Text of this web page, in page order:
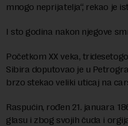
mnogo neprijatelja“, rekao je
I sto godina nakon njegove
Početkom XX veka,
Sibira doputovao je u
brzo stekao veliki uticaj na
Raspućin, rođen 21. januara
glasu i zbog svojih čuda i